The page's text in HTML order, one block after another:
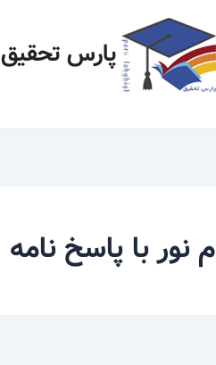
پارس تحقیق
نور با پاسخ نامه